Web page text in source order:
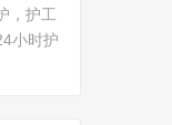
，护工
小时护